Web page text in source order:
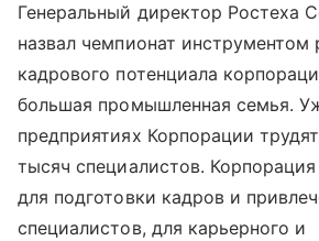
Генеральный директор Ростеха
назвал чемпионат инструментом
кадрового потенциала
большая промышленная семья.
предприятиях Корпорации
тысяч специалистов.
для подготовки кадров и
специалистов, для карьерного и